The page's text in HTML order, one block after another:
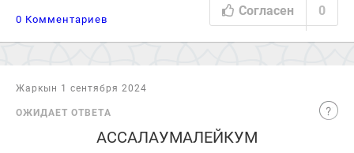
0 Комментариев
Согласен 0
Жаркын 1 сентября 2024
ОЖИДАЕТ ОТВЕТА
АССАЛАУМАЛЕЙКУМ